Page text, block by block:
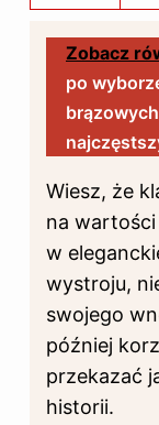
Zobacz
po
Wiesz, że
na wartości
w
wystroju,
swojego
później
przekazać
historii.